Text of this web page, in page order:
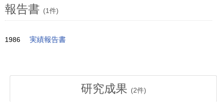
報告書 (1件)
1986 実績報告書
研究成果 (2件)